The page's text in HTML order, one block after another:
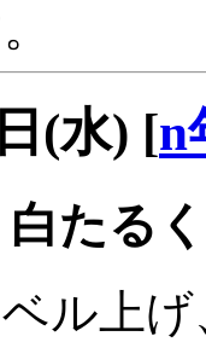
(水) [n
白たる
ル上